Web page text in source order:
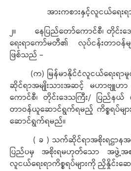
အားကစားနှင့်လူငယ်ရေးရာဝ
၂။ နေပြည်တော်ကောင်စီ၊ တိုင်း
ရေးရာကော်မတီ၏ လုပ်ငန်းတာဝန်မ
ဖြစ်သည် –
(က) မြန်မာနိုင်ငံလူငယ်ရေးရာမူဝ
ဆိုင်ရာအမျိုးသားအဆင့် မဟာဗျူဟာ
ကောင်စီ၊ တိုင်းဒေသကြီး/ ပြည်န
တာဝန်ယူဆောင်ရွက်ရမည့် ကိစ္စရပ်မ
ဆောင်ရွက်ရမည်။
( ခ ) သက်ဆိုင်ရာအစိုးရဌာနအဖွဲ့အ
ပြည်ပမှ အစိုးရမဟုတ်သော အဖွဲ့အစ
လူငယ်ရေးရာကိစ္စရပ်များကို ညှိနှိုင်းဆ